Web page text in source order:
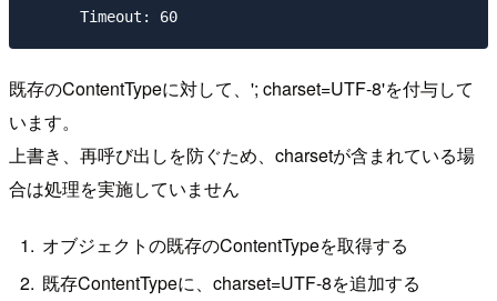
既存のContentTypeに対して、'; charset=UTF-8'を付与して
います。
上書き、再呼び出しを防ぐため、charsetが含まれている場
合は処理を実施していません
オブジェクトの既存のContentTypeを取得する
既存ContentTypeに、charset=UTF-8を追加する